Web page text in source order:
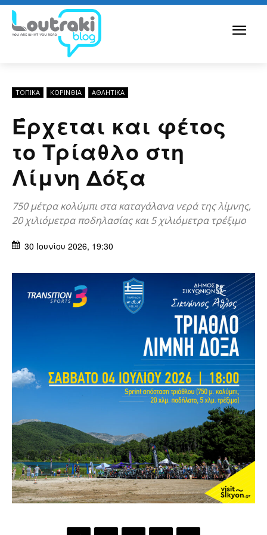
ΤΟΠΙΚΑ ΚΟΡΙΝΘΊΑ ΑΘΛΗΤΙΚΑ
Έρχεται και φέτος
το Τρίαθλο στη
Λίμνη Δόξα
750 μέτρα κολύμπι στα καταγάλανα νερά της λίμνης,
20 χιλιόμετρα ποδηλασίας και 5 χιλιόμετρα τρέξιμο
30 Ιουνίου 2026, 19:30